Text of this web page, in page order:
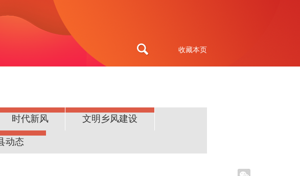
收藏本页
时代新风 文明乡风建设
动态